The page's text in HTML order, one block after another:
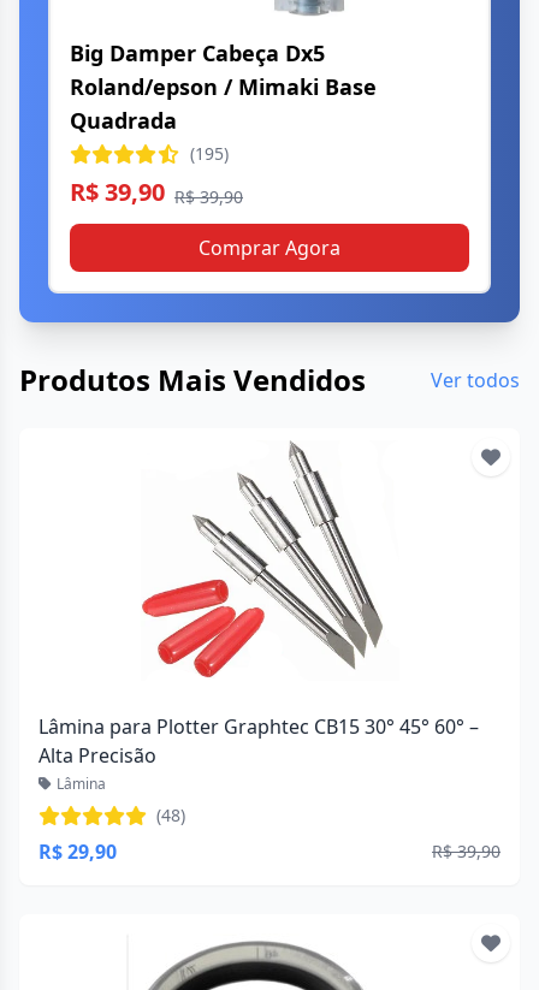
Big Damper Cabeça Dx5
Roland/epson / Mimaki Base
Quadrada
(195)
R$ 39,90 R$ 39,90
Comprar Agora
Produtos Mais Vendidos Ver todos
Lâmina para Plotter Graphtec CB15 30° 45° 60° –
Alta Precisão
Lâmina
(48)
R$ 29,90 R$ 39,90